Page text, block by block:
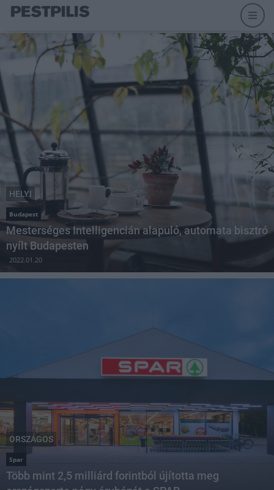
HELYI
Budapest
Mesterséges Intelligencián alapuló, automata bisztró
nyílt Budapesten
2022.01.20
ORSZÁGOS
Spar
Több mint 2,5 milliárd forintból újította meg